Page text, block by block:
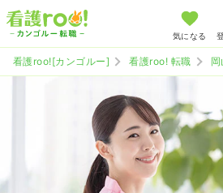
気になる
看護roo![カンゴルー] 看護roo! 転職